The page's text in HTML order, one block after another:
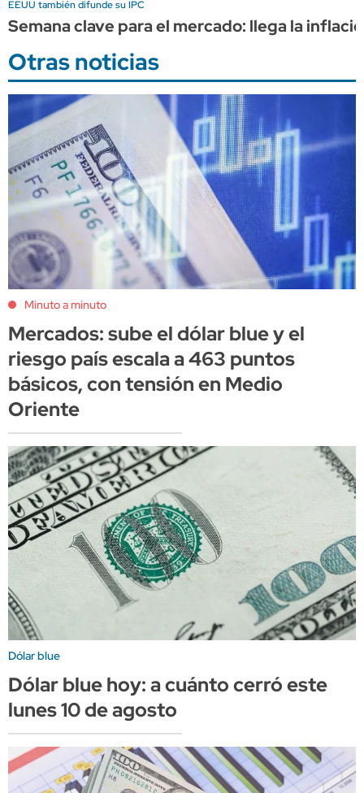
EEUU también difunde su IPC
Semana clave para el mercado: llega la
Otras noticias
Minuto a minuto
Mercados: sube el dólar blue y el
riesgo país escala a 463 puntos
básicos, con tensión en Medio
Oriente
Dólar blue
Dólar blue hoy: a cuánto cerró este
lunes 10 de agosto